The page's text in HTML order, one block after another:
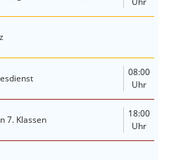
08:00
Uhr
7. Klassen
18:00
Uhr